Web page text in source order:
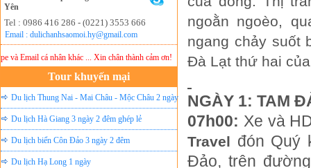
Yên
Tel : 0986 416 286 - (0221) 3553 666
Email : dulichanhsaomoi.hy@gmail.com
Lưu ý: DU LỊCH ÁNH SAO MỚI không chịu
cá nhân khác ... Xin chân thành cảm ơn!
Tour khuyến mại
Du lịch Thung Nai - Mai Châu - Mộc Châu 2 ngày
ghép lẻ
Du lịch Hà Giang 3 ngày 2 đêm ghép lẻ
Du lịch biển Côn Đảo 3 ngày 2 đêm
Du lịch Hạ Long 1 ngày
ngoằn ngoèo,
ngang chảy suốt
Đà Lạt thứ hai
NGÀY 1:
07h00: Xe và
Travel đón Quý
Đảo, trên